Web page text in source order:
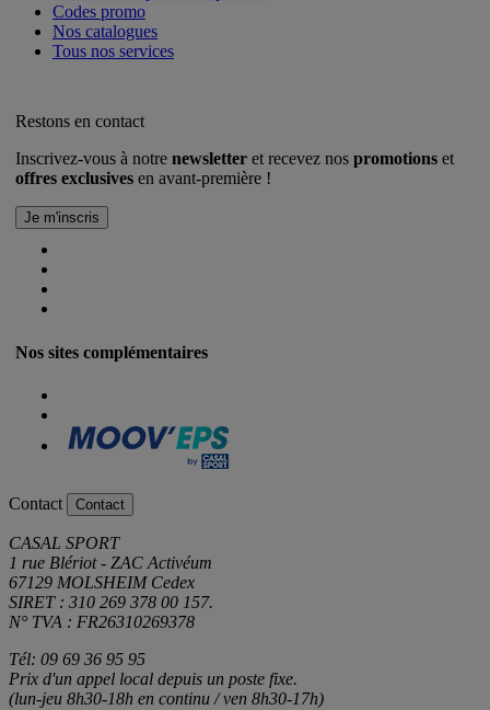
Codes promo
Nos catalogues
Tous nos services
Restons en contact
Inscrivez-vous à notre newsletter et recevez nos promotions et
offres exclusives en avant-première !
Nos sites complémentaires
Contact Contact
CASAL SPORT
1 rue Blériot - ZAC Activéum
67129 MOLSHEIM Cedex
SIRET : 310 269 378 00 157.
N° TVA : FR26310269378
Tél: 09 69 36 95 95
Prix d'un appel local depuis un poste fixe.
(lun-jeu 8h30-18h en continu / ven 8h30-17h)